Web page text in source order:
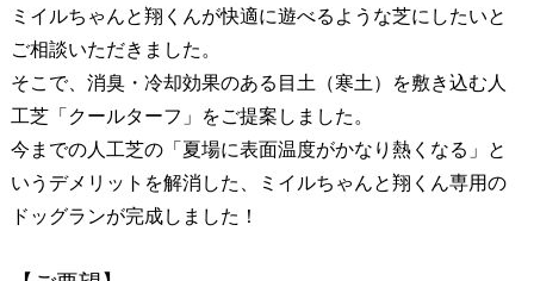
ミイルちゃんと翔くんが快適に遊べるような芝にしたいと
ご相談いただきました。
そこで、消臭・冷却効果のある目土（寒土）を敷き込む人
工芝「クールターフ」をご提案しました。
今までの人工芝の「夏場に表面温度がかなり熱くなる」と
いうデメリットを解消した、ミイルちゃんと翔くん専用の
ドッグランが完成しました！